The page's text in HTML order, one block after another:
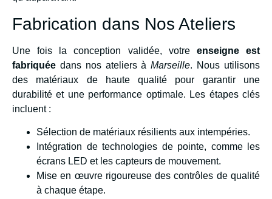
Fabrication dans Nos Ateliers
Une fois la conception validée, votre enseigne est
fabriquée dans nos ateliers àMarseille. Nous utilisons
des matériaux de haute qualité pour garantir une
durabilité et une performance optimale. Les étapes clés
incluent :
Sélection de matériaux résilients aux intempéries.
Intégration de technologies de pointe, comme les
écrans LED et les capteurs de mouvement.
Mise en œuvre rigoureuse des contrôles de qualité
à chaque étape.